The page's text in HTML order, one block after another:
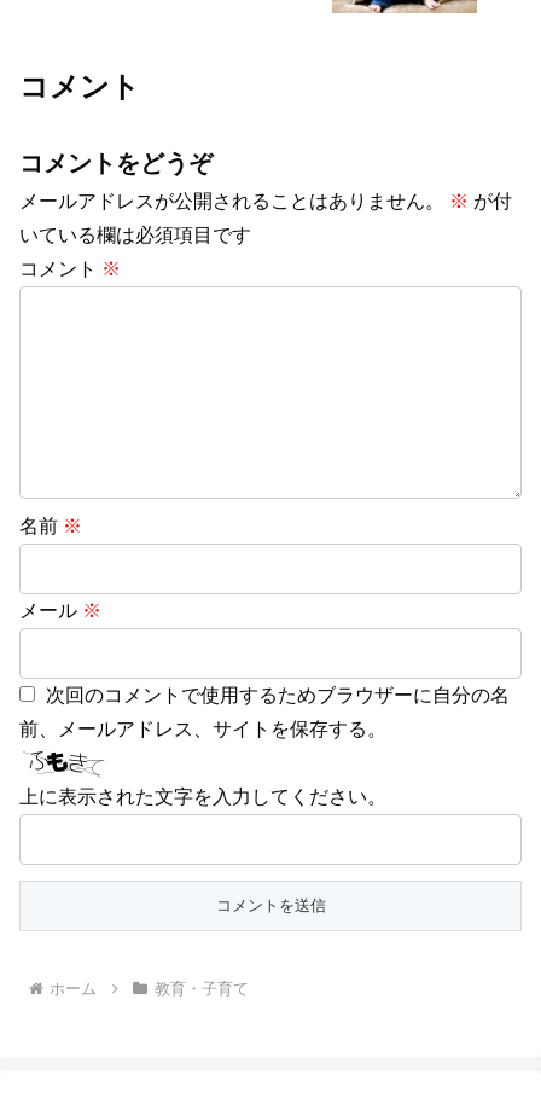
コメント
コメントをどうぞ
メールアドレスが公開されることはありません。 ※ が付
いている欄は必須項目です
コメント ※
名前 ※
メール ※
次回のコメントで使用するためブラウザーに自分の名
前、メールアドレス、サイトを保存する。
上に表示された文字を入力してください。
ホーム 教育・子育て